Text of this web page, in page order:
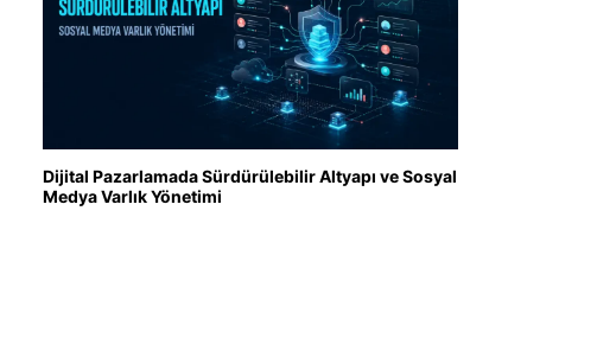
Dijital Pazarlamada Sürdürülebilir Altyapı ve Sosyal
Medya Varlık Yönetimi